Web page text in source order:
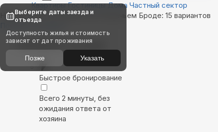
Квартиры Гостиницы Дома Частный сектор
Найдём, где остановиться в Казачьем Броде: 15 вариантов
Показать на карте
Выбирайте лучшее
Быстрое бронирование
Всего 2 минуты, без
ожидания ответа от
хозяина
Выберите даты заезда и
отъезда
Доступность жилья и стоимость
зависят от дат проживания
Позже Указать